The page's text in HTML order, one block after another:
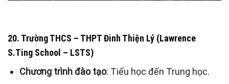
20. Trường THCS – THPT Đinh Thiện Lý (Lawrence
S.Ting School – LSTS)
Chương trình đào tạo: Tiểu học đến Trung học.